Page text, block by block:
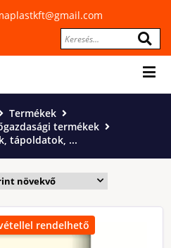
Termékek
termékek
tápoldatok, ...
rendelhető